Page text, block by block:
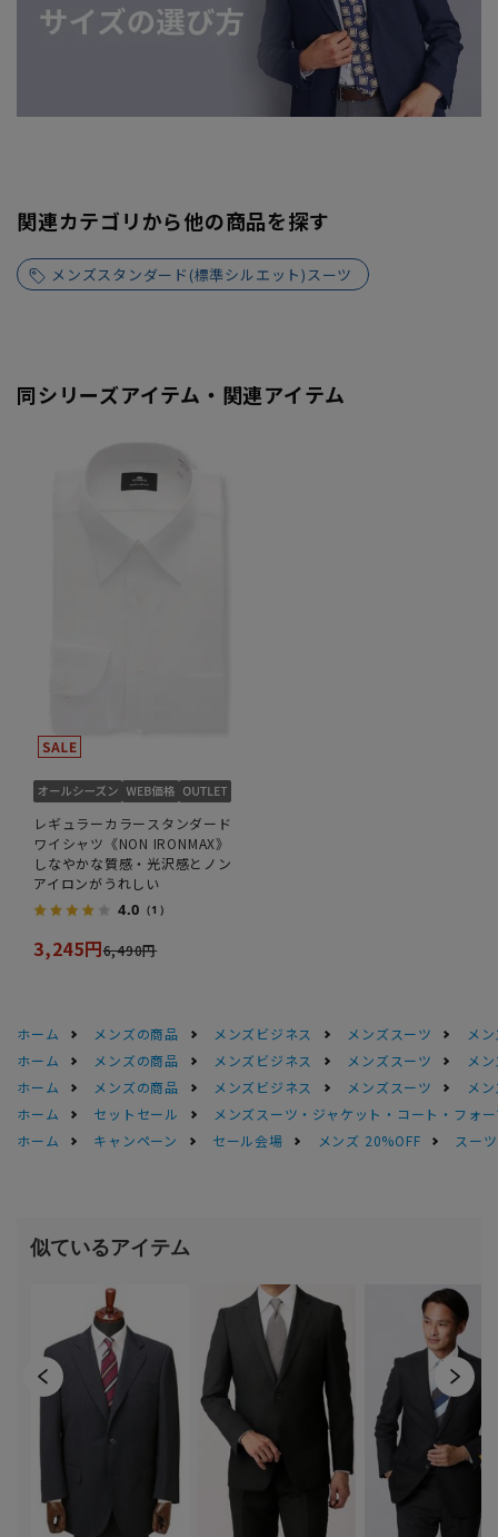
関連カテゴリから他の商品を探す
メンズスタンダード(標準シルエット)スーツ
同シリーズアイテム・関連アイテム
レギュラーカラースタンダード
ワイシャツ《NON IRONMAX》
しなやかな質感・光沢感とノン
アイロンがうれしい
4.0 （1）
3,245円6,490円
ホーム メンズの商品 メンズビジネス メンズスーツ
メ
ホーム
メンズの商品 メンズビジネス メンズスーツ
メ
ホーム
メンズの商品 メンズビジネス メンズスーツ
メ
ホーム
セットセール
メンズスーツ・ジャケット・コート・フォ
ホーム
キャンペーン セール会場 メンズ 20%OFF スー